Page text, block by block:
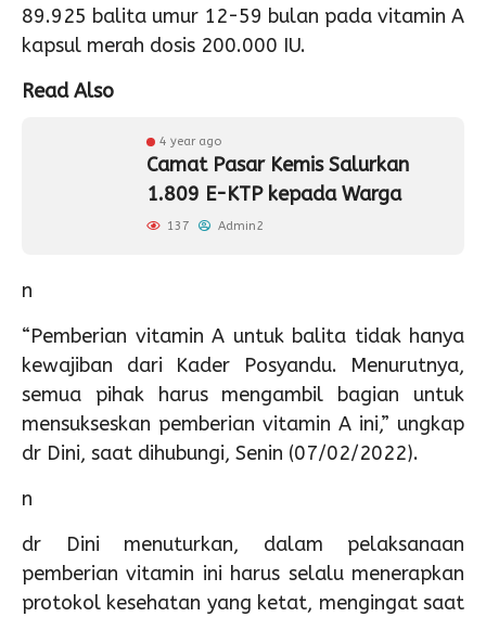
89.925 balita umur 12-59 bulan pada vitamin A
kapsul merah dosis 200.000 IU.
Read Also
4 year ago
Camat Pasar Kemis Salurkan
1.809 E-KTP kepada Warga
137 Admin2
n
“Pemberian vitamin A untuk balita tidak hanya
kewajiban dari Kader Posyandu. Menurutnya,
semua pihak harus mengambil bagian untuk
mensukseskan pemberian vitamin A ini,” ungkap
dr Dini, saat dihubungi, Senin (07/02/2022).
n
dr Dini menuturkan, dalam pelaksanaan
pemberian vitamin ini harus selalu menerapkan
protokol kesehatan yang ketat, mengingat saat